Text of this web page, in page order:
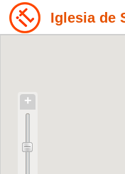
Iglesia de
+